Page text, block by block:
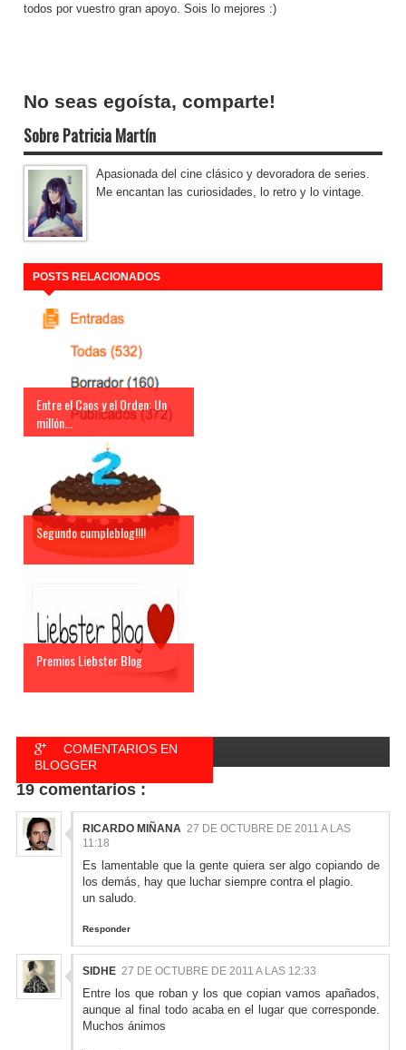
todos por vuestro gran apoyo. Sois lo mejores :)
No seas egoísta, comparte!
Sobre Patricia Martín
Apasionada del cine clásico y devoradora de series.
Me encantan las curiosidades, lo retro y lo vintage.
POSTS RELACIONADOS
Entre el Caos y el Orden: Un
millón...
Segundo cumpleblog!!!!
Premios Liebster Blog
COMENTARIOS EN
BLOGGER
FACEBOOK
19 comentarios :
RICARDO MIÑANA 27 DE OCTUBRE DE 2011 A LAS
11:18
Es lamentable que la gente quiera ser algo copiando de
los demás, hay que luchar siempre contra el plagio.
un saludo.
Responder
SIDHE 27 DE OCTUBRE DE 2011 A LAS 12:33
Entre los que roban y los que copian vamos apañados,
aunque al final todo acaba en el lugar que corresponde.
Muchos ánimos